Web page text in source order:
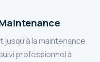
jusqu'à la maintenance,
professionnel à